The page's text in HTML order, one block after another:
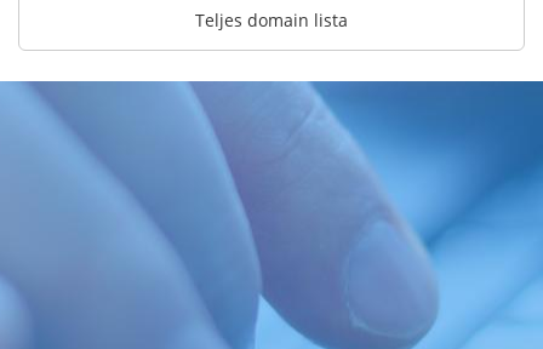
Teljes domain lista